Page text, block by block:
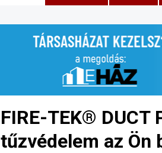
FIRE-TEK® DUCT
tűzvédelem az Ön